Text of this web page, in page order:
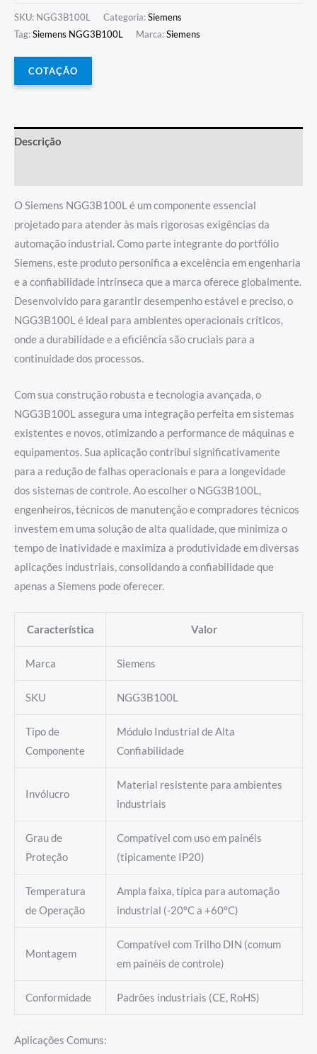
SKU: NGG3B100L Categoria:Siemens
Tag:Siemens NGG3B100L Marca:Siemens
COTAÇÃO
Descrição
O Siemens NGG3B100L é um componente essencial
projetado para atender às mais rigorosas exigências da
automação industrial. Como parte integrante do portfólio
Siemens, este produto personifica a excelência em engenharia
e a confiabilidade intrínseca que a marca oferece globalmente.
Desenvolvido para garantir desempenho estável e preciso, o
NGG3B100L é ideal para ambientes operacionais críticos,
onde a durabilidade e a eficiência são cruciais para a
continuidade dos processos.
Com sua construção robusta e tecnologia avançada, o
NGG3B100L assegura uma integração perfeita em sistemas
existentes e novos, otimizando a performance de máquinas e
equipamentos. Sua aplicação contribui significativamente
para a redução de falhas operacionais e para a longevidade
dos sistemas de controle. Ao escolher o NGG3B100L,
engenheiros, técnicos de manutenção e compradores técnicos
investem em uma solução de alta qualidade, que minimiza o
tempo de inatividade e maximiza a produtividade em diversas
aplicações industriais, consolidando a confiabilidade que
apenas a Siemens pode oferecer.
Característica Valor
Marca Siemens
SKU NGG3B100L
Tipo de
Componente
Módulo Industrial de Alta
Confiabilidade
Invólucro
Material resistente para ambientes
industriais
Grau de
Proteção
Compatível com uso em painéis
(tipicamente IP20)
Temperatura
de Operação
Ampla faixa, típica para automação
industrial (-20°C a +60°C)
Montagem
Compatível com Trilho DIN (comum
em painéis de controle)
Conformidade Padrões industriais (CE, RoHS)
Aplicações Comuns: